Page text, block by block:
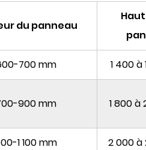
du panneau
700 mm 1 400 à
900 mm 1 800 à
1 100 mm 2 000 à